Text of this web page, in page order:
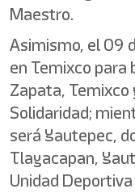
Maestro.
Asimismo, el 09
en Temixco para
Zapata, Temixco
Solidaridad;
será Yautepec,
Tlayacapan,
Unidad Deportiva